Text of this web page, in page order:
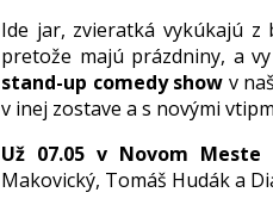
Ide jar, zvieratká vykúkajú z
pretože majú prázdniny, a
stand-up comedy show v
v inej zostave a s novými
Už 07.05 v Novom
Makovický, Tomáš Hudák a